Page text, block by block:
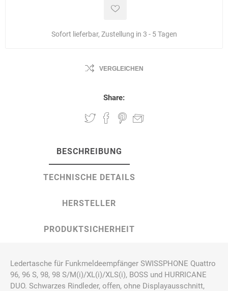
Sofort lieferbar, Zustellung in 3 - 5 Tagen
VERGLEICHEN
Share:
BESCHREIBUNG
TECHNISCHE DETAILS
HERSTELLER
PRODUKTSICHERHEIT
Ledertasche für Funkmeldeempfänger SWISSPHONE Quattro
96, 96 S, 98, 98 S/M(i)/XL(i)/XLS(i), BOSS und HURRICANE
DUO. Schwarzes Rindleder, offen, ohne Displayausschnitt,